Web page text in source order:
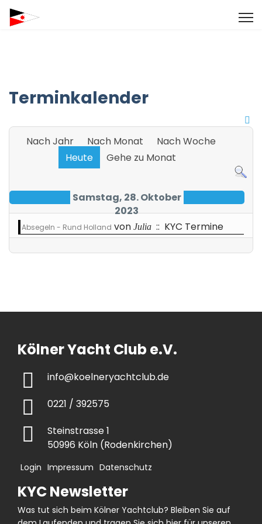
Terminkalender
Nach Jahr Nach Monat
Nach Woche
Heute
Gehe zu Monat
Samstag, 28. Oktober
2023
Absegeln - Rund Holland von Julia :: KYC Termine
Kölner Yacht Club e.V.
info@koelneryachtclub.de
0221 / 392575
Steinstrasse 1
50996 Köln (Rodenkirchen)
Login Impressum Datenschutz
KYC Newsletter
Was tut sich beim Kölner Yachtclub? Bleiben Sie auf